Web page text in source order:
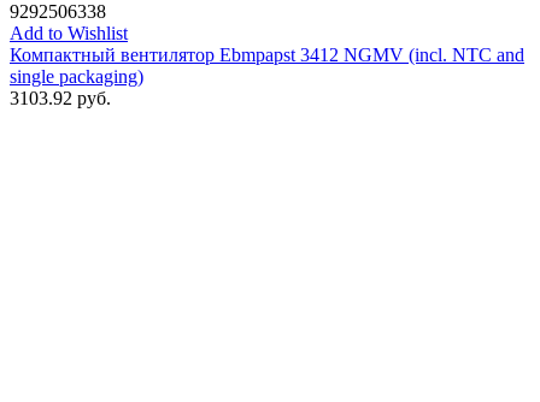
9292506338
Add to Wishlist
Компактный вентилятор Ebmpapst 3412 NGMV (incl. NTC and
single packaging)
3103.92 руб.